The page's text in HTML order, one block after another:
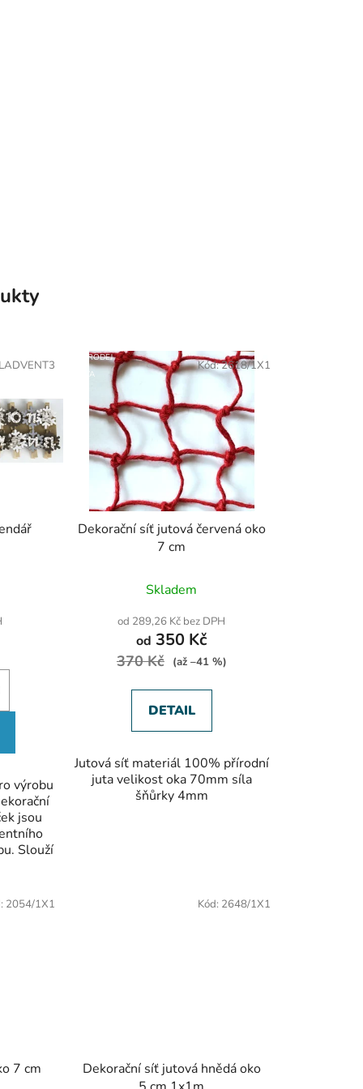
výrobu
jsou
Slouží
DOPRODEJ
SLEVA
Dekorační síť jutová červená oko
7 cm
Skladem
od 289,26 Kč bez DPH
od 350 Kč
370 Kč (až –41 %)
DETAIL
Jutová síť materiál 100% přírodní
juta velikost oka 70mm síla
šňůrky 4mm
Kód:2618/1X1
7 cm
2054/1X1
Dekorační síť jutová hnědá oko
Kód: 2648/1X1